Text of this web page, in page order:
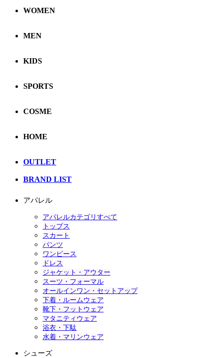
WOMEN
MEN
KIDS
SPORTS
COSME
HOME
OUTLET
BRAND LIST
アパレル
アパレルカテゴリすべて
トップス
スカート
パンツ
ワンピース
ドレス
ジャケット・アウター
スーツ・フォーマル
オールインワン・セットアップ
下着・ルームウェア
靴下・フットウェア
マタニティウェア
浴衣・下駄
水着・マリンウェア
シューズ